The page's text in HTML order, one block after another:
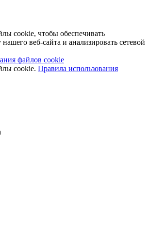
cookie, чтобы обеспечивать
веб-сайта и анализировать сетевой
файлов cookie
cookie. Правила использования